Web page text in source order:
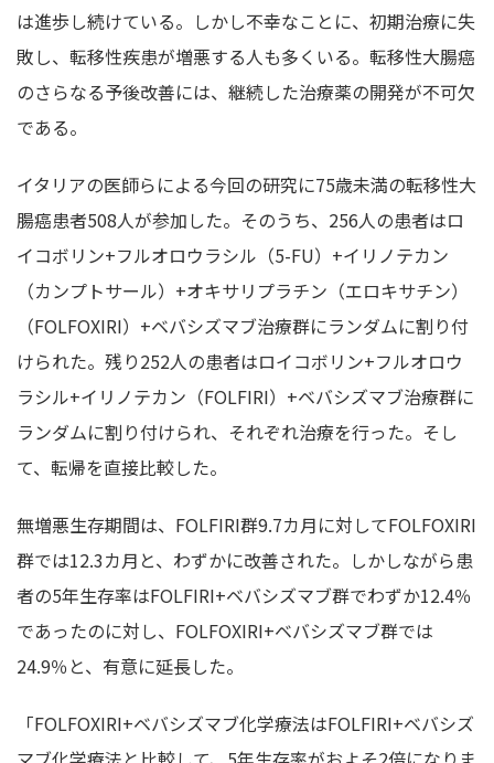
は進歩し続けている。しかし不幸なことに、初期治療に失
敗し、転移性疾患が増悪する人も多くいる。転移性大腸癌
のさらなる予後改善には、継続した治療薬の開発が不可欠
である。
イタリアの医師らによる今回の研究に75歳未満の転移性大
腸癌患者508人が参加した。そのうち、256人の患者はロ
イコボリン+フルオロウラシル（5-FU）+イリノテカン
（カンプトサール）+オキサリプラチン（エロキサチン）
（FOLFOXIRI）+ベバシズマブ治療群にランダムに割り付
けられた。残り252人の患者はロイコボリン+フルオロウ
ラシル+イリノテカン（FOLFIRI）+ベバシズマブ治療群に
ランダムに割り付けられ、それぞれ治療を行った。そし
て、転帰を直接比較した。
無増悪生存期間は、FOLFIRI群9.7カ月に対してFOLFOXIRI
群では12.3カ月と、わずかに改善された。しかしながら患
者の5年生存率はFOLFIRI+ベバシズマブ群でわずか12.4％
であったのに対し、FOLFOXIRI+ベバシズマブ群では
24.9％と、有意に延長した。
「FOLFOXIRI+ベバシズマブ化学療法はFOLFIRI+ベバシズ